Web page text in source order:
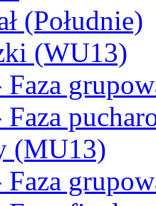
(Południe)
(WU13)
Faza
Faza
(MU13)
Faza